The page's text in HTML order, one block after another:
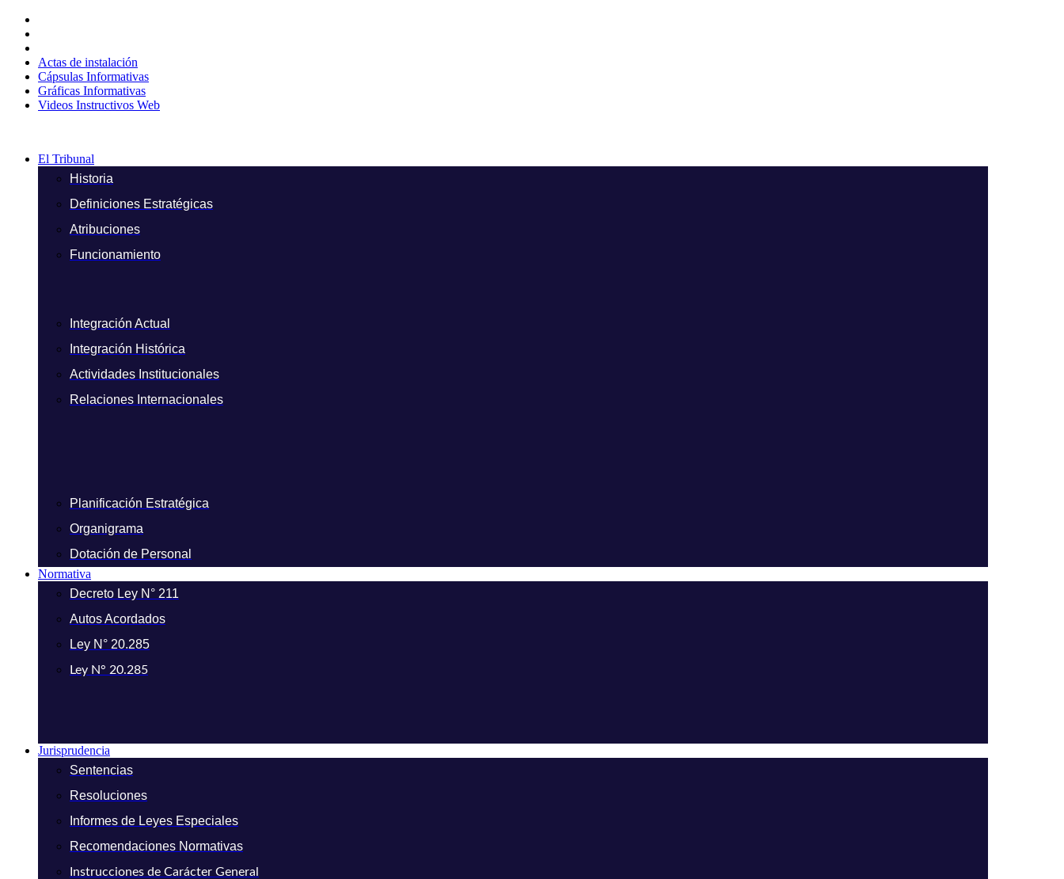
contenido
Actas de instalación
Cápsulas Informativas
Gráficas Informativas
Videos Instructivos Web
El Tribunal
Historia
Definiciones Estratégicas
Atribuciones
Funcionamiento
Integración Actual
Integración Histórica
Actividades Institucionales
Relaciones Internacionales
Planificación Estratégica
Organigrama
Dotación de Personal
Normativa
Decreto Ley N° 211
Autos Acordados
Ley N° 20.285
Ley N° 20.285
Jurisprudencia
Sentencias
Resoluciones
Informes de Leyes Especiales
Recomendaciones Normativas
Instrucciones de Carácter General